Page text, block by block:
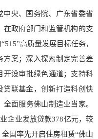
央、国务院、广东省委省
在政府部门和监管机构的支
高质量发展目标任务，
方案；深入探索制定完善差
开设审批绿色通道；支持科
贷联基金，创新打造科创快
面服务佛山制造业当家。
企业发放贷款378亿元，较
国率先开启住房租赁“佛山